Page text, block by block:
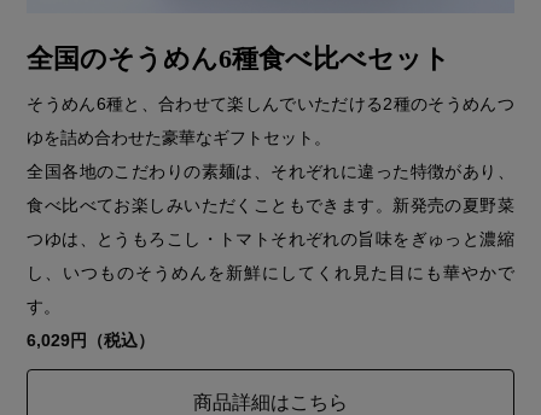
全国のそうめん6種食べ比べセット
そうめん6種と、合わせて楽しんでいただける2種のそうめんつ
ゆを詰め合わせた豪華なギフトセット。
全国各地のこだわりの素麺は、それぞれに違った特徴があり、
食べ比べてお楽しみいただくこともできます。新発売の夏野菜
つゆは、とうもろこし・トマトそれぞれの旨味をぎゅっと濃縮
し、いつものそうめんを新鮮にしてくれ見た目にも華やかで
す。
6,029円 （税込）
商品詳細はこちら